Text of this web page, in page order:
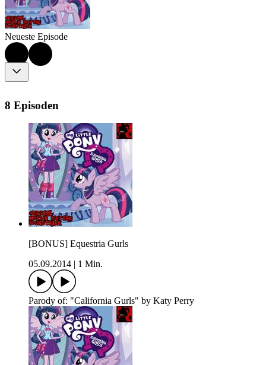
Neueste Episode
8 Episoden
[BONUS] Equestria Gurls
05.09.2014
1 Min.
Parody of: "California Gurls" by Katy Perry